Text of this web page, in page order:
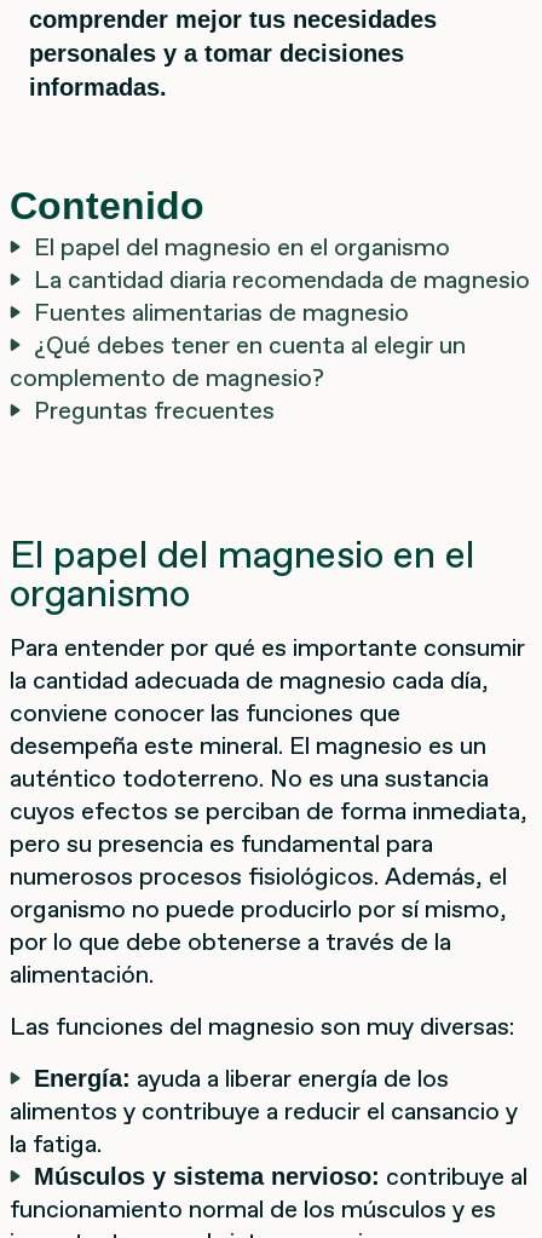
comprender mejor tus necesidades
personales y a tomar decisiones
informadas.
Contenido
El papel del magnesio en el organismo
La cantidad diaria recomendada de magnesio
Fuentes alimentarias de magnesio
¿Qué debes tener en cuenta al elegir un
complemento de magnesio?
Preguntas frecuentes
El papel del magnesio en el
organismo
Para entender por qué es importante consumir
la cantidad adecuada de magnesio cada día,
conviene conocer las funciones que
desempeña este mineral. El magnesio es un
auténtico todoterreno. No es una sustancia
cuyos efectos se perciban de forma inmediata,
pero su presencia es fundamental para
numerosos procesos fisiológicos. Además, el
organismo no puede producirlo por sí mismo,
por lo que debe obtenerse a través de la
alimentación.
Las funciones del magnesio son muy diversas:
Energía: ayuda a liberar energía de los
alimentos y contribuye a reducir el cansancio y
la fatiga.
Músculos y sistema nervioso: contribuye al
funcionamiento normal de los músculos y es